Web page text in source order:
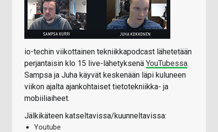
io-techin viikottainen tekniikkapodcast lähetetään
perjantaisin klo 15 live-lähetyksenä YouTubessa.
Sampsa ja Juha käyvät keskenään läpi kuluneen
viikon ajalta ajankohtaiset tietotekniikka- ja
mobiiliaiheet.
Jälkikäteen katseltavissa/kuunneltavissa:
Youtube